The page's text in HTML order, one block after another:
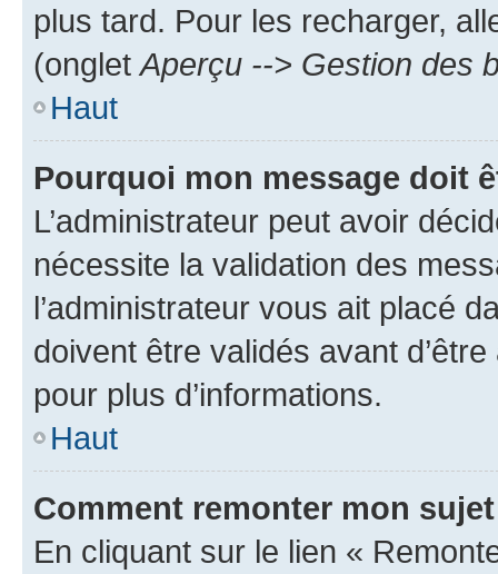
plus tard. Pour les recharger,
(onglet Aperçu --> Gestion des
Haut
Pourquoi mon message doit
L’administrateur peut avoir
nécessite la validation des
l’administrateur vous ait placé
doivent être validés avant
pour plus d’informations.
Haut
Comment remonter mon
En cliquant sur le lien «